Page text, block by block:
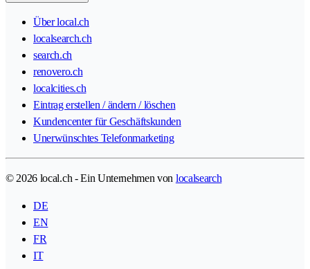
Über local.ch
localsearch.ch
search.ch
renovero.ch
localcities.ch
Eintrag erstellen / ändern / löschen
Kundencenter für Geschäftskunden
Unerwünschtes Telefonmarketing
© 2026 local.ch - Ein Unternehmen von localsearch
DE
EN
FR
IT